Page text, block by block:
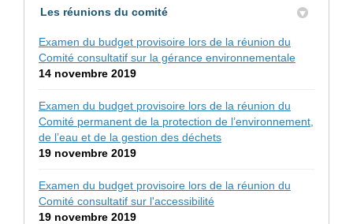
Les réunions du comité
Examen du budget provisoire lors de la réunion du
Comité consultatif sur la gérance environnementale
14 novembre 2019
Examen du budget provisoire lors de la réunion du
Comité permanent de la protection de l’environnement,
de l’eau et de la gestion des déchets
19 novembre 2019
Examen du budget provisoire lors de la réunion du
Comité consultatif sur l'accessibilité
19 novembre 2019